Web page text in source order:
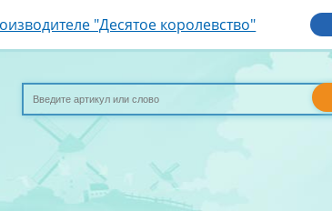
"Десятое королевство"